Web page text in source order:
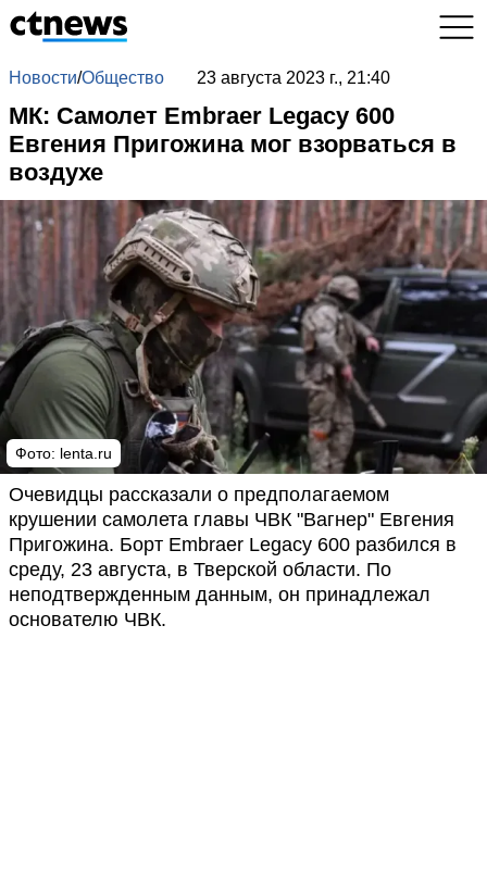
Новости/Общество 23 августа 2023 г., 21:40
МК: Самолет Embraer Legacy 600
Евгения Пригожина мог взорваться в
воздухе
Фото: lenta.ru
Очевидцы рассказали о предполагаемом
крушении самолета главы ЧВК "Вагнер" Евгения
Пригожина. Борт Embraer Legacy 600 разбился в
среду, 23 августа, в Тверской области. По
неподтвержденным данным, он принадлежал
основателю ЧВК.